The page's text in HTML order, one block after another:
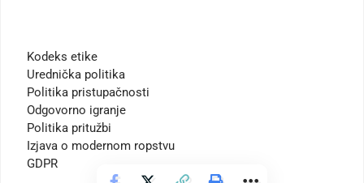
Kodeks etike
Urednička politika
Politika pristupačnosti
Odgovorno igranje
Politika pritužbi
Izjava o modernom ropstvu
GDPR